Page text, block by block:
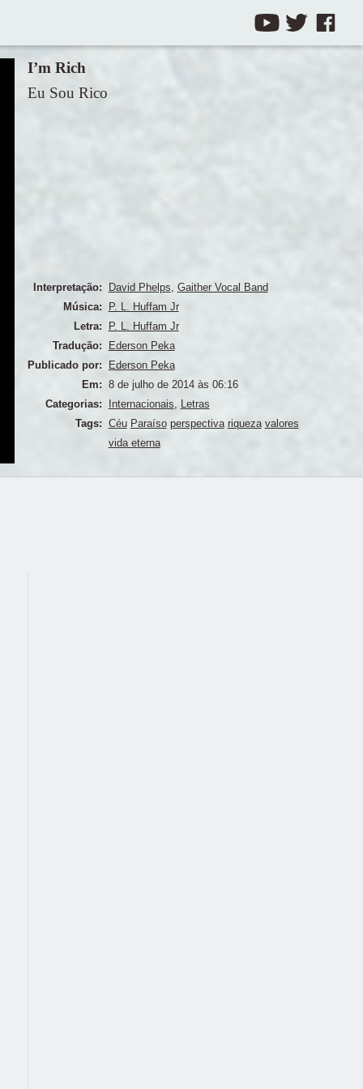
I’m Rich
Eu Sou Rico
Interpretação: David Phelps Gaither Vocal Band
Música:
P. L. Huffam Jr
Letra:
P. L. Huffam Jr
Tradução:
Ederson Peka
Publicado por:
Ederson Peka
Em: 8 de julho de 2014 às 06:16
Categorias:
Internacionais
Letras
Tags: Céu Paraíso perspectiva riqueza valores
vida eterna